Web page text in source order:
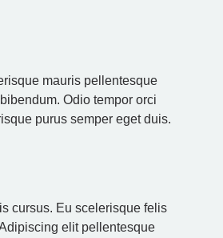
mauris pellentesque
Odio tempor orci
purus semper eget duis.
cursus. Eu scelerisque felis
elit pellentesque